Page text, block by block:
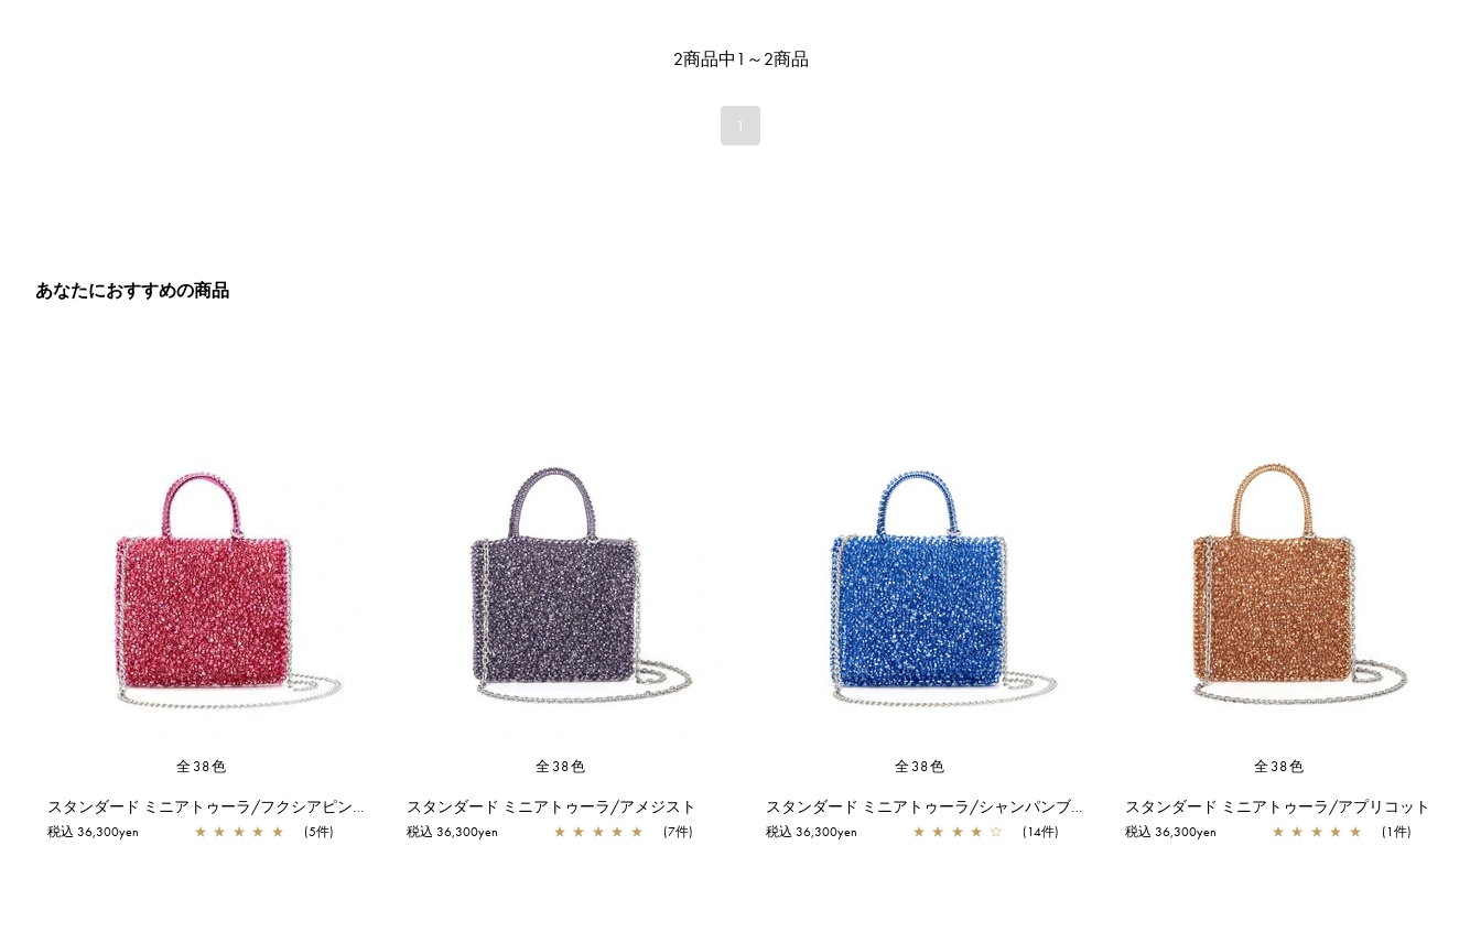
2商品中1～2商品
1
あなたにおすすめの商品
全38色
スタンダード ミニアトゥーラ/フクシアピンク
税込 36,300yen ★ ★ ★ ★ ★ (5件)
全38色
スタンダード ミニアトゥーラ/アメジスト
税込 36,300yen ★ ★ ★ ★ ★ (7件)
全38色
スタンダード ミニアトゥーラ/シャンパンブルー
税込 36,300yen ★ ★ ★ ★ ☆ (14件)
全38色
スタンダード ミニアトゥーラ/アプリコット
税込 36,300yen ★ ★ ★ ★ ★ (1件)